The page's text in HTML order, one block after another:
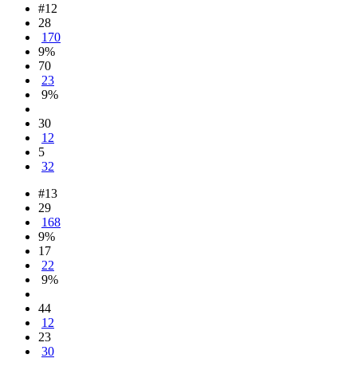
#12
28
170
9%
70
23
9%
30
12
5
32
#13
29
168
9%
17
22
9%
44
12
23
30